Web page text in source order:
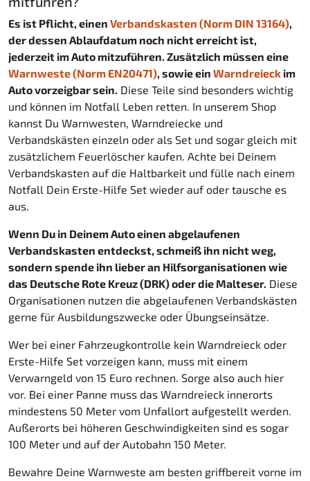
Es ist Pflicht, einen Verbandskasten (Norm DIN 13164),
der dessen Ablaufdatum noch nicht erreicht ist,
jederzeit im Auto mitzuführen. Zusätzlich müssen eine
Warnweste (Norm EN20471), sowie ein Warndreieck im
Auto vorzeigbar sein. Diese Teile sind besonders wichtig
und können im Notfall Leben retten. In unserem Shop
kannst Du Warnwesten, Warndreiecke und
Verbandskästen einzeln oder als Set und sogar gleich mit
zusätzlichem Feuerlöscher kaufen. Achte bei Deinem
Verbandskasten auf die Haltbarkeit und fülle nach einem
Notfall Dein Erste-Hilfe Set wieder auf oder tausche es
aus.
Wenn Du in Deinem Auto einen abgelaufenen
Verbandskasten entdeckst, schmeiß ihn nicht weg,
sondern spende ihn lieber an Hilfsorganisationen wie
das Deutsche Rote Kreuz (DRK) oder die Malteser. Diese
Organisationen nutzen die abgelaufenen Verbandskästen
gerne für Ausbildungszwecke oder Übungseinsätze.
Wer bei einer Fahrzeugkontrolle kein Warndreieck oder
Erste-Hilfe Set vorzeigen kann, muss mit einem
Verwarngeld von 15 Euro rechnen. Sorge also auch hier
vor. Bei einer Panne muss das Warndreieck innerorts
mindestens 50 Meter vom Unfallort aufgestellt werden.
Außerorts bei höheren Geschwindigkeiten sind es sogar
100 Meter und auf der Autobahn 150 Meter.
Bewahre Deine Warnweste am besten griffbereit vorne im